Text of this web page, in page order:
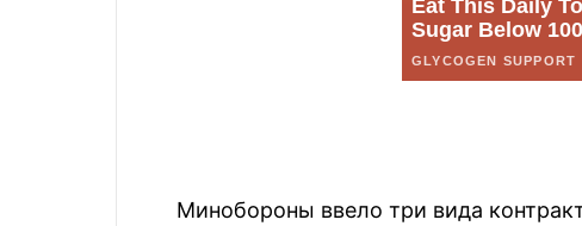
Минобороны ввело три вида